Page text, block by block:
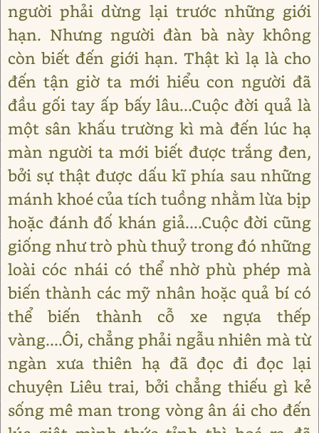
người phải dừng lại trước những giới
hạn. Nhưng người đàn bà này không
còn biết đến giới hạn. Thật kì lạ là cho
đến tận giờ ta mới hiểu con người đã
đầu gối tay ấp bấy lâu...Cuộc đời quả là
một sân khấu trường kì mà đến lúc hạ
màn người ta mới biết được trắng đen,
bởi sự thật được dấu kĩ phía sau những
mánh khoé của tích tuồng nhằm lừa bịp
hoặc đánh đố khán giả....Cuộc đời cũng
giống như trò phù thuỷ trong đó những
loài cóc nhái có thể nhờ phù phép mà
biến thành các mỹ nhân hoặc quả bí có
thể biến thành cỗ xe ngựa thếp
vàng....Ôi, chẳng phải ngẫu nhiên mà từ
ngàn xưa thiên hạ đã đọc đi đọc lại
chuyện Liêu trai, bởi chẳng thiếu gì kẻ
sống mê man trong vòng ân ái cho đến